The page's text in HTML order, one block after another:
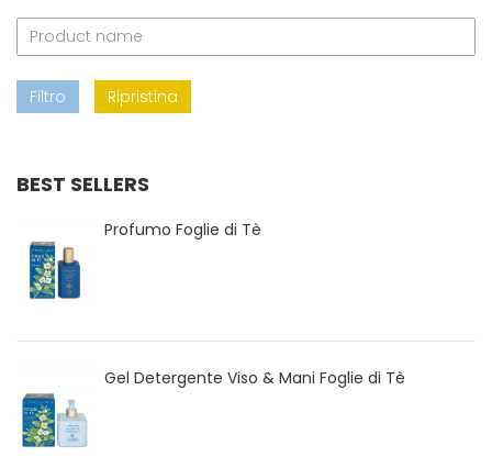
Filtro Ripristina
BEST SELLERS
Profumo Foglie di Tè
Gel Detergente Viso & Mani Foglie di Tè